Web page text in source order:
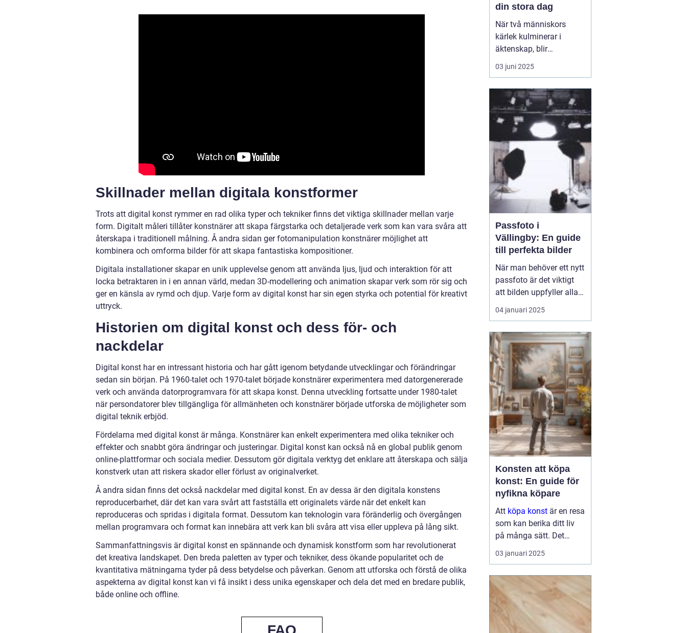
Skillnader mellan digitala konstformer
Trots att digital konst rymmer en rad olika typer och tekniker finns det viktiga skillnader mellan varje
form. Digitalt måleri tillåter konstnärer att skapa färgstarka och detaljerade verk som kan vara svåra att
återskapa i traditionell målning. Å andra sidan ger fotomanipulation konstnärer möjlighet att
kombinera och omforma bilder för att skapa fantastiska kompositioner.
Digitala installationer skapar en unik upplevelse genom att använda ljus, ljud och interaktion för att
locka betraktaren in i en annan värld, medan 3D-modellering och animation skapar verk som rör sig och
ger en känsla av rymd och djup. Varje form av digital konst har sin egen styrka och potential för kreativt
uttryck.
Historien om digital konst och dess för- och
nackdelar
Digital konst har en intressant historia och har gått igenom betydande utvecklingar och förändringar
sedan sin början. På 1960-talet och 1970-talet började konstnärer experimentera med datorgenererade
verk och använda datorprogramvara för att skapa konst. Denna utveckling fortsatte under 1980-talet
när persondatorer blev tillgängliga för allmänheten och konstnärer började utforska de möjligheter som
digital teknik erbjöd.
Fördelarna med digital konst är många. Konstnärer kan enkelt experimentera med olika tekniker och
effekter och snabbt göra ändringar och justeringar. Digital konst kan också nå en global publik genom
online-plattformar och sociala medier. Dessutom gör digitala verktyg det enklare att återskapa och sälja
konstverk utan att riskera skador eller förlust av originalverket.
Å andra sidan finns det också nackdelar med digital konst. En av dessa är den digitala konstens
reproducerbarhet, där det kan vara svårt att fastställa ett originalets värde när det enkelt kan
reproduceras och spridas i digitala format. Dessutom kan teknologin vara föränderlig och övergången
mellan programvara och format kan innebära att verk kan bli svåra att visa eller uppleva på lång sikt.
Sammanfattningsvis är digital konst en spännande och dynamisk konstform som har revolutionerat
det kreativa landskapet. Den breda paletten av typer och tekniker, dess ökande popularitet och de
kvantitativa mätningarna tyder på dess betydelse och påverkan. Genom att utforska och förstå de olika
aspekterna av digital konst kan vi få insikt i dess unika egenskaper och dela det med en bredare publik,
både online och offline.
din stora dag
När två människors
kärlek kulminerar i
äktenskap, blir
bröllopsdagen en av de
mest minnesvärda och
deras liv. Varje par
önskar att bevara dessa
ögonblick för att åte...
03 juni 2025
Passfoto i
Vällingby: En guide
till perfekta bilder
När man behöver ett nytt
passfoto är det viktigt
att bilden uppfyller alla
krav och standarder, och
det kan kännas
många. I Vällingby finns
det flera alternativ för att
ta ett pass...
04 januari 2025
Konsten att köpa
konst: En guide för
nyfikna köpare
Att köpa konst är en resa
som kan berika ditt liv
på många sätt. Det
handlar om mer än att
bara hänga en tavla på
källa till inspirati...
03 januari 2025